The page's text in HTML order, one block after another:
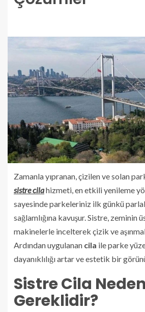
Zamanla yıpranan, çizilen ve solan
sistre cilahizmeti, en etkili yenileme
sayesinde parkeleriniz ilk günkü
sağlamlığına kavuşur. Sistre, zeminin
makinelerle incelterek çizik ve
Ardından uygulanan cila ile parke
dayanıklılığı artar ve estetik bir
Sistre Cila Neden
Gereklidir?